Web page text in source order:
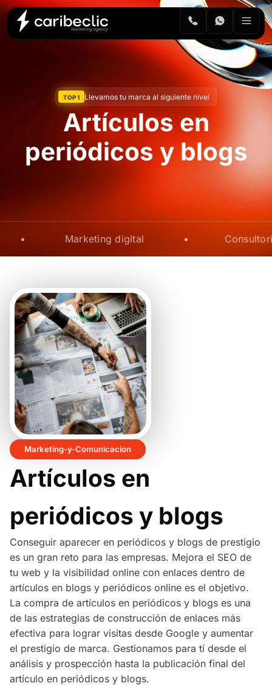
TOP 1 Llevamos tu marca al siguiente nivel
Artículos en
periódicos y blogs
digital • Consultoría digital
Marketing-y-Comunicacion
Artículos en
periódicos y blogs
Conseguir aparecer en periódicos y blogs de prestigio
es un gran reto para las empresas. Mejora el SEO de
tu web y la visibilidad online con enlaces dentro de
artículos en blogs y periódicos online es el objetivo.
La compra de artículos en periódicos y blogs es una
de las estrategias de construcción de enlaces más
efectiva para lograr visitas desde Google y aumentar
el prestigio de marca. Gestionamos para tí desde el
análisis y prospección hasta la publicación final del
artículo en periódicos y blogs.